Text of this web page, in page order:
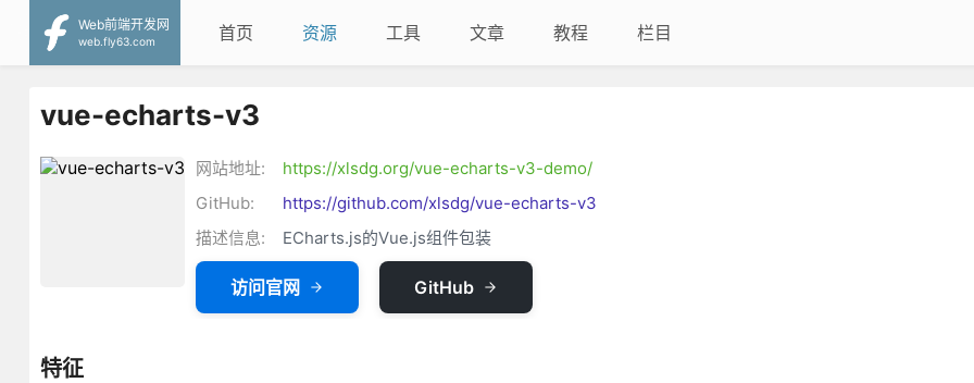
Web前端开发网
web.fly63.com
首页 资源 工具 文章 教程 栏目
vue-echarts-v3
网站地址:
https://xlsdg.org/vue-echarts-v3-demo/
GitHub:
https://github.com/xlsdg/vue-echarts-v3
描述信息:
ECharts.js的Vue.js组件包装
访问官网 GitHub
特征